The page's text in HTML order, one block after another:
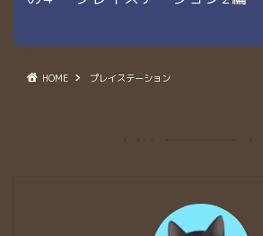
HOME プレイステーション